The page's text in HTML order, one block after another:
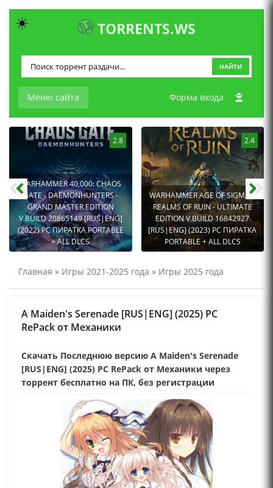
TORRENTS.WS
Меню сайта
НАЙТИ
Форма входа
2.8
WARHAMMER 40,000: CHAOS
GATE - DAEMONHUNTERS -
GRAND MASTER EDITION
V.BUILD 20865149 [RUS|ENG]
(2022) PC ПИРАТКА PORTABLE
+ ALL DLCS
2.4
WARHAMMER AGE OF SIGMAR:
REALMS OF RUIN - ULTIMATE
EDITION V.BUILD 16842927
[RUS|ENG] (2023) PC ПИРАТКА
PORTABLE + ALL DLCS
Главная » Игры 2021-2025 года » Игры 2025 года
A Maiden's Serenade [RUS|ENG] (2025) PC
RePack от Механики
Скачать Последнюю версию A Maiden's Serenade
[RUS|ENG] (2025) PC RePack от Механики через
торрент бесплатно на ПК, без регистрации
☀️